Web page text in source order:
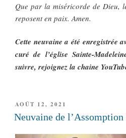
Que par la miséricorde de Dieu,
reposent en paix. Amen.
Cette neuvaine a été enregistrée
curé de l’église Sainte-
suivre, rejoignez la chaine
PUBLIÉ
LE
AOÛT 12, 2021
Neuvaine de